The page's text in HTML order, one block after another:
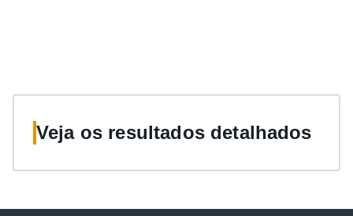
Veja os resultados detalhados